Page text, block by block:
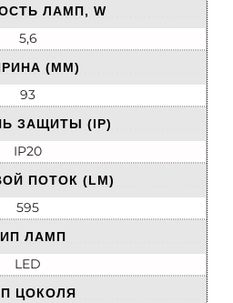
ЛАМП, W
5,6
(ММ)
93
ЗАЩИТЫ (IP)
IP20
ПОТОК (LM)
595
ЛАМП
LED
ЦОКОЛЯ